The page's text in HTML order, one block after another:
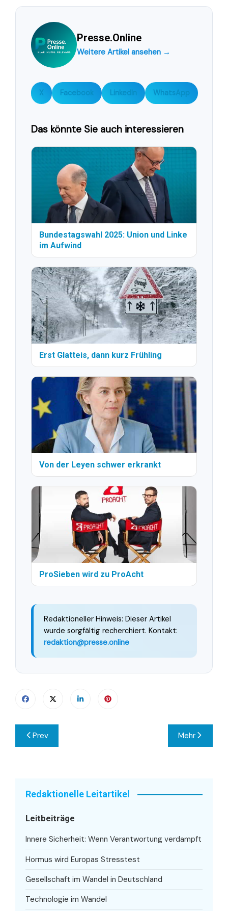
Presse.Online
Weitere Artikel ansehen →
X Facebook LinkedIn WhatsApp
Das könnte Sie auch interessieren
Bundestagswahl 2025: Union und Linke
im Aufwind
Erst Glatteis, dann kurz Frühling
Von der Leyen schwer erkrankt
ProSieben wird zu ProAcht
Redaktioneller Hinweis: Dieser Artikel
wurde sorgfältig recherchiert. Kontakt:
redaktion@presse.online
Beitragsnavigation
Prev Mehr
Redaktionelle Leitartikel
Leitbeiträge
Innere Sicherheit: Wenn Verantwortung verdampft
Hormus wird Europas Stresstest
Gesellschaft im Wandel in Deutschland
Technologie im Wandel